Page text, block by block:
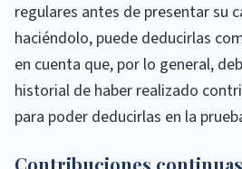
regulares antes de presentar su
haciéndolo, puede deducirlas
en cuenta que, por lo general,
historial de haber realizado
para poder deducirlas en la
Contribuciones